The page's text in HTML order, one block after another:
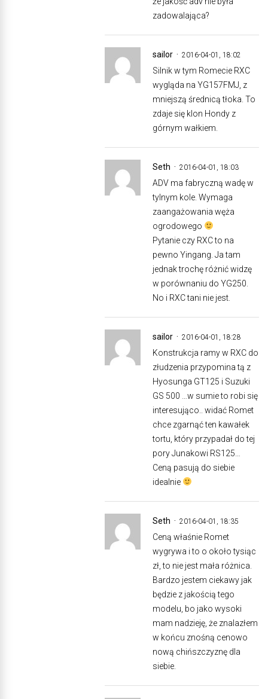
zadowalająca?
sailor 2016-04-01, 18:02
Silnik w tym Romecie RXC
wygląda na YG157FMJ, z
mniejszą średnicą tłoka. To
zdaje się klon Hondy z
górnym wałkiem.
Seth 2016-04-01, 18:03
ADV ma fabryczną wadę w
tylnym kole. Wymaga
zaangażowania węża
ogrodowego
Pytanie czy RXC to na
pewno Yingang. Ja tam
jednak trochę różnić widzę
w porównaniu do YG250.
No i RXC tani nie jest.
sailor 2016-04-01, 18:28
Konstrukcja ramy w RXC do
złudzenia przypomina tą z
Hyosunga GT125 i Suzuki
GS 500 …w sumie to robi się
interesująco.. widać Romet
chce zgarnąć ten kawałek
tortu, który przypadał do tej
pory Junakowi RS125…
Ceną pasują do siebie
idealnie
Seth 2016-04-01, 18:35
Ceną właśnie Romet
wygrywa i to o około tysiąc
zł, to nie jest mała różnica.
Bardzo jestem ciekawy jak
będzie z jakością tego
modelu, bo jako wysoki
mam nadzieję, że znalazłem
w końcu znośną cenowo
nową chińszczyznę dla
siebie.